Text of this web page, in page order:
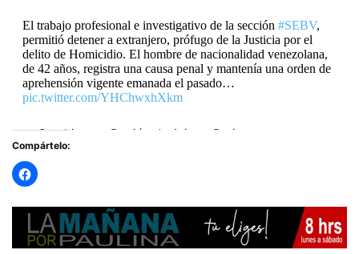
El trabajo profesional e investigativo de la sección #SEBV,
permitió detener a extranjero, prófugo de la Justicia por el
delito de Homicidio. El hombre de nacionalidad venezolana,
de 42 años, registra una causa penal y mantenía una orden de
aprehensión vigente emanada el pasado…
pic.twitter.com/YHChwxhXkm
— Carabineros Región de Arica y Parinacota
(@CarabArica)
Compártelo: